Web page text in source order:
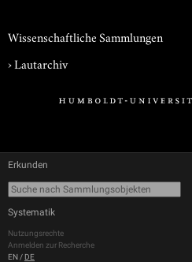
Wissenschaftliche Sammlungen
›Lautarchiv
Erkunden
Systematik
Nutzungsrechte
Anmelden zur Recherche
EN / DE